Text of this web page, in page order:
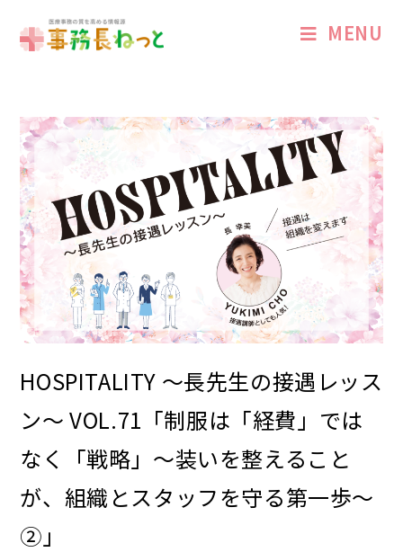
MENU
HOSPITALITY 〜長先生の接遇レッス
ン〜 VOL.71「制服は「経費」では
なく「戦略」～装いを整えること
が、組織とスタッフを守る第一歩～
②」